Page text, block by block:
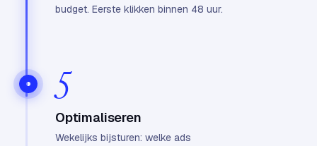
budget. Eerste klikken binnen 48 uur.
5
Optimaliseren
Wekelijks bijsturen: welke ads